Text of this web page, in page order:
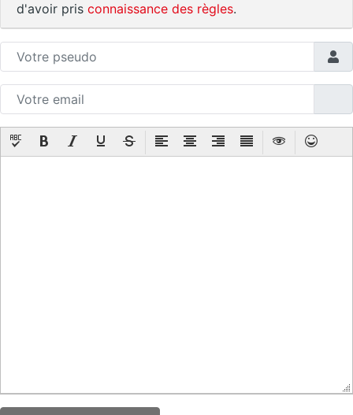
d'avoir pris connaissance des règles.